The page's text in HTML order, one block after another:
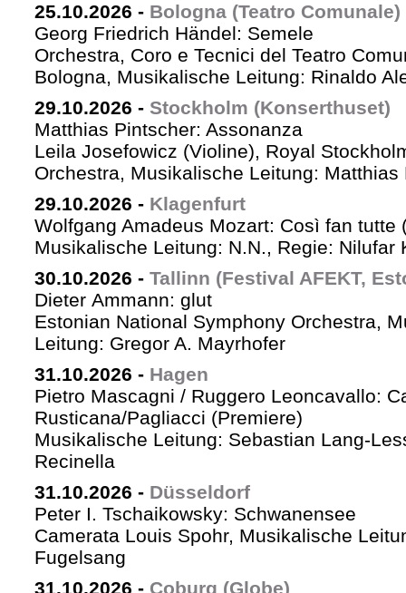
25.10.2026 - Bologna (Teatro Comunale)
Georg Friedrich Händel: Semele
Orchestra, Coro e Tecnici del Teatro
Bologna, Musikalische Leitung: Rinaldo
29.10.2026 - Stockholm (Konserthuset)
Matthias Pintscher: Assonanza
Leila Josefowicz (Violine), Royal
Orchestra, Musikalische Leitung: Matthias
29.10.2026 - Klagenfurt
Wolfgang Amadeus Mozart: Così fan tutte
Musikalische Leitung: N.N., Regie: Nilufar
30.10.2026 - Tallinn (Festival AFEKT,
Dieter Ammann: glut
Estonian National Symphony Orchestra,
Leitung: Gregor A. Mayrhofer
31.10.2026 - Hagen
Pietro Mascagni / Ruggero Leoncavallo:
Rusticana/Pagliacci (Premiere)
Musikalische Leitung: Sebastian Lang-
Recinella
31.10.2026 - Düsseldorf
Peter I. Tschaikowsky: Schwanensee
Camerata Louis Spohr, Musikalische
Fugelsang
31.10.2026 - Coburg (Globe)